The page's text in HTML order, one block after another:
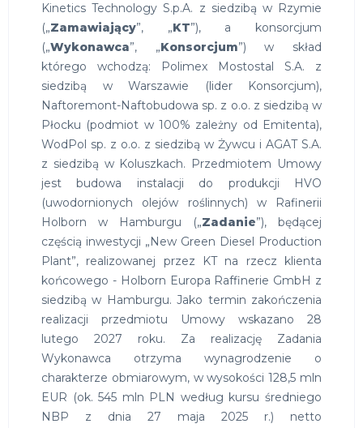
Kinetics Technology S.p.A. z siedzibą w Rzymie
(„Zamawiający”, „KT”), a konsorcjum
(„Wykonawca”, „Konsorcjum”) w skład
którego wchodzą: Polimex Mostostal S.A. z
siedzibą w Warszawie (lider Konsorcjum),
Naftoremont-Naftobudowa sp. z o.o. z siedzibą w
Płocku (podmiot w 100% zależny od Emitenta),
WodPol sp. z o.o. z siedzibą w Żywcu i AGAT S.A.
z siedzibą w Koluszkach. Przedmiotem Umowy
jest budowa instalacji do produkcji HVO
(uwodornionych olejów roślinnych) w Rafinerii
Holborn w Hamburgu („Zadanie”), będącej
częścią inwestycji „New Green Diesel Production
Plant”, realizowanej przez KT na rzecz klienta
końcowego - Holborn Europa Raffinerie GmbH z
siedzibą w Hamburgu. Jako termin zakończenia
realizacji przedmiotu Umowy wskazano 28
lutego 2027 roku. Za realizację Zadania
Wykonawca otrzyma wynagrodzenie o
charakterze obmiarowym, w wysokości 128,5 mln
EUR (ok. 545 mln PLN według kursu średniego
NBP z dnia 27 maja 2025 r.) netto